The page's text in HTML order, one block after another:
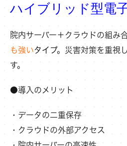
ハイブリッド型電
院内サーバー＋クラウドの組み
も強いタイプ。災害対策を重視
す。
●導入のメリット
・データの二重保存
・クラウドの外部アクセス